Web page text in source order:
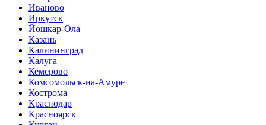
Иваново
Иркутск
Йошкар-Ола
Казань
Калининград
Калуга
Кемерово
Комсомольск-на-Амуре
Кострома
Краснодар
Красноярск